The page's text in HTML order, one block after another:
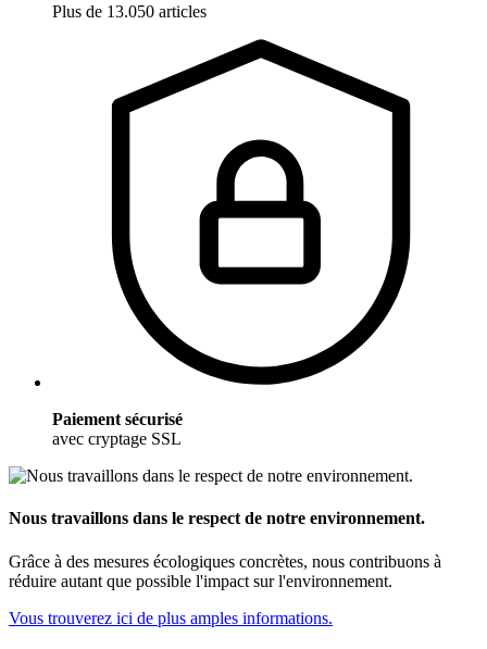
Plus de 13.050 articles
Paiement sécurisé
avec cryptage SSL
Nous travaillons dans le respect de notre environnement.
Grâce à des mesures écologiques concrètes, nous contribuons à
réduire autant que possible l'impact sur l'environnement.
Vous trouverez ici de plus amples informations.